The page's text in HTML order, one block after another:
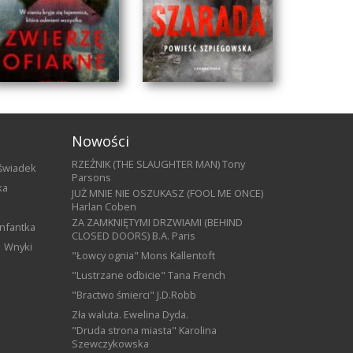
ZWIERZĘ OFIARNE INDYJSKA SZARADA
Wnyki
Nowości
RZEŹNIK (THE SLAUGHTER MAN) Tony
Parsons
JUŻ MNIE NIE OSZUKASZ (FOOL ME ONCE)
Harlan Coben
ZA ZAMKNIĘTYMI DRZWIAMI (BEHIND
CLOSED DOORS) B.A. Paris
"Łowcy ognia" Mons Kallentoft
"Lustrzane odbicie" Tana French
"Bractwo śmierci" J.D.Robb
Zła waluta. Ewelina Dyda.
"Druda strona miasta" Karolina
Szewczykowska